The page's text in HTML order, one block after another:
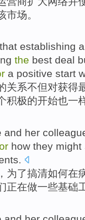
市场 。
establishing a
the best deal
a positive start
关系不但对获得
积极的开始也一
and her
how they
.
， 为了搞清如何在
正在做一些基础